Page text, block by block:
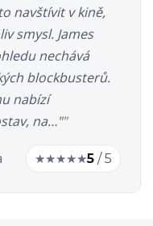
navštívit v kině,
smysl. James
nechává
blockbusterů.
nabízí
na…"
★★★★★5 / 5